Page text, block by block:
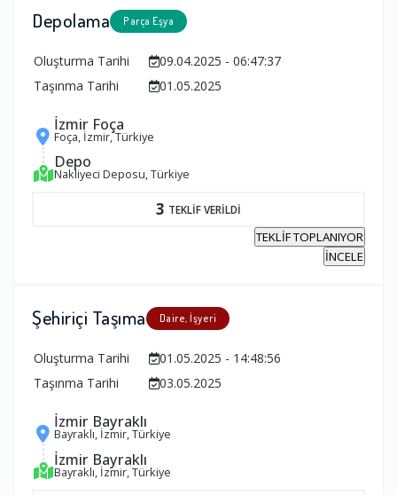
Depolama Parça Eşya
Oluşturma Tarihi
09.04.2025 - 06:47:37
Taşınma Tarihi
01.05.2025
İzmir Foça
Foça, İzmir, Türkiye
Depo
Nakliyeci Deposu, Türkiye
3 TEKLİF VERİLDİ
TEKLİF TOPLANIYOR
İNCELE
Şehiriçi Taşıma Daire, İşyeri
Oluşturma Tarihi
01.05.2025 - 14:48:56
Taşınma Tarihi
03.05.2025
İzmir Bayraklı
Bayraklı, İzmir, Türkiye
İzmir Bayraklı
Bayraklı, İzmir, Türkiye